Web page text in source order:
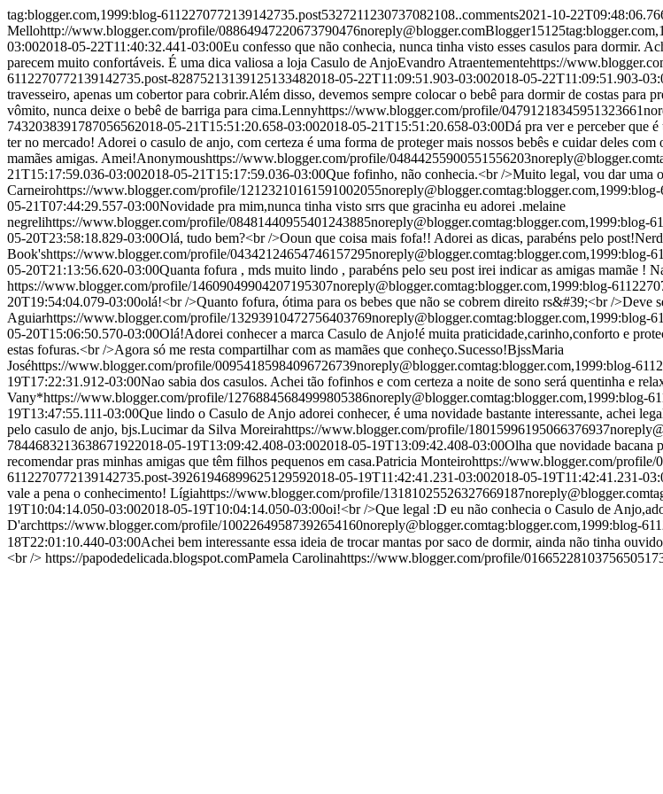
tag:blogger.com,1999:blog-6112270772139142735.post5327211230737082108..comments2021-10-
Mellohttp://www.blogger.com/profile/08864947220673790476noreply@blogger.comBlogger151 25
03:002018-05-22T11:40:32.441-03:00Eu confesso que não conhecia, nunca tinha visto esses casulos para dormir.
parecem muito confortáveis. É uma dica valiosa a loja Casulo de AnjoEvandro Atraentementehttps://
6112270772139142735.post-82875213139125133482018-05-22T11:09:51.903-03:002018-05-22T11:09:51.903-
travesseiro, apenas um cobertor para cobrir.Além disso, devemos sempre colocar o bebê para dormir de costas
vômito, nunca deixe o bebê de barriga para cima.Lennyhttps://www.blogger.com/profile/04791218345951323661
7432038391787056562018-05-21T15:51:20.658-03:002018-05-21T15:51:20.658-03:00Dá pra ver e perceber que
ter no mercado! Adorei o casulo de anjo, com certeza é uma forma de proteger mais nossos bebês e cuidar deles
mamães amigas. Amei!Anonymoushttps://www.blogger.com/profile/04844255900551556203noreply@blogger.com
21T15:17:59.036-03:002018-05-21T15:17:59.036-03:00Que fofinho, não conhecia.<br />Muito legal, vou dar uma
Carneirohttps://www.blogger.com/profile/12123210161591002055noreply@blogger.com
05-21T07:44:29.557-03:00Novidade pra mim,nunca tinha visto srrs que gracinha eu adorei .melaine
negrelihttps://www.blogger.com/profile/08481440955401243885noreply@blogger.comtag:blogger.com,1999:blog-
05-20T23:58:18.829-03:00Olá, tudo bem?<br />Ooun que coisa mais fofa!! Adorei as dicas, parabéns pelo post!Nerd
Book'shttps://www.blogger.com/profile/04342124654746157295noreply@blogger.comtag:blogger.com,1999:blog-
05-20T21:13:56.620-03:00Quanta fofura , mds muito lindo , parabéns pelo seu post irei indicar as amigas mamãe !
https://www.blogger.com/profile/14609049904207195307noreply@blogger.comtag:blogger.com,1999:blog-
20T19:54:04.079-03:00olá!<br />Quanto fofura, ótima para os bebes que não se cobrem direito rs&#39;<br /
Aguiarhttps://www.blogger.com/profile/13293910472756403769noreply@blogger.comtag:blogger.com,1999:blog-
05-20T15:06:50.570-03:00Olá!Adorei conhecer a marca Casulo de Anjo!é muita praticidade,carinho,conforto e
estas fofuras.<br />Agora só me resta compartilhar com as mamães que conheço.Sucesso!BjssMaria
Joséhttps://www.blogger.com/profile/00954185984096726739noreply@blogger.comtag:blogger.com,1999:blog-
19T17:22:31.912-03:00Nao sabia dos casulos. Achei tão fofinhos e com certeza a noite de sono será quentinha e
Vany*https://www.blogger.com/profile/12768845684999805386noreply@blogger.comtag:blogger.com,1999:blog-
19T13:47:55.111-03:00Que lindo o Casulo de Anjo adorei conhecer, é uma novidade bastante interessante, achei
pelo casulo de anjo, bjs.Lucimar da Silva Moreirahttps://www.blogger.com/profile/18015996195066376937
7844683213638671922018-05-19T13:09:42.408-03:002018-05-19T13:09:42.408-03:00Olha que novidade bacana
recomendar pras minhas amigas que têm filhos pequenos em casa.Patricia Monteirohttps://www.blogger.com/profile/
6112270772139142735.post-39261946899625129592018-05-19T11:42:41.231-03:002018-05-19T11:42:41.231-
vale a pena o conhecimento! Lígiahttps://www.blogger.com/profile/13181025526327669187noreply@blogger.com
19T10:04:14.050-03:002018-05-19T10:04:14.050-03:00oi!<br />Que legal :D eu não conhecia o Casulo de
D'archttps://www.blogger.com/profile/10022649587392654160noreply@blogger.comtag:blogger.com,1999:blog-
18T22:01:10.440-03:00Achei bem interessante essa ideia de trocar mantas por saco de dormir, ainda não tinha
<br /> https://papodedelicada.blogspot.comPamela Carolinahttps://www.blogger.com/profile/